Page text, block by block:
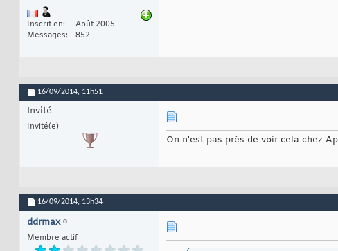
Inscrit en
Août 2005
Messages
852
16/09/2014, 11h51
Invité
Invité(e)
On n'est pas près de voir cela chez
16/09/2014, 13h34
ddrmax
Membre actif